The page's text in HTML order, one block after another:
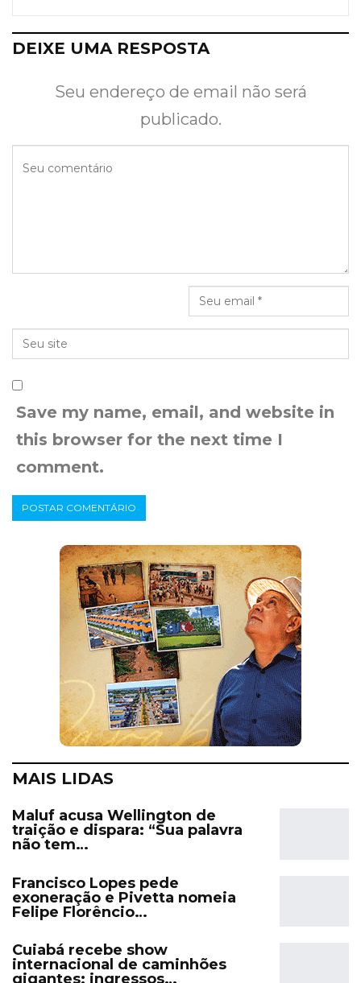
DEIXE UMA RESPOSTA
Seu endereço de email não será
publicado.
Save my name, email, and website in
this browser for the next time I
comment.
MAIS LIDAS
Maluf acusa Wellington de
traição e dispara: “Sua palavra
não tem…
Francisco Lopes pede
exoneração e Pivetta nomeia
Felipe Florêncio…
Cuiabá recebe show
internacional de caminhões
gigantes; ingressos…